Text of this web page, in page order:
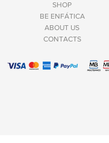
SHOP
BE ENFÁTICA
ABOUT US
CONTACTS